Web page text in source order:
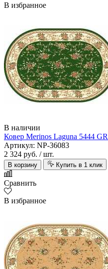
В избранное
В наличии
Ковер Merinos Laguna 5444
Артикул: NP-36083
2 324 руб. / шт.
В корзину Купить в 1 клик
Сравнить
В избранное